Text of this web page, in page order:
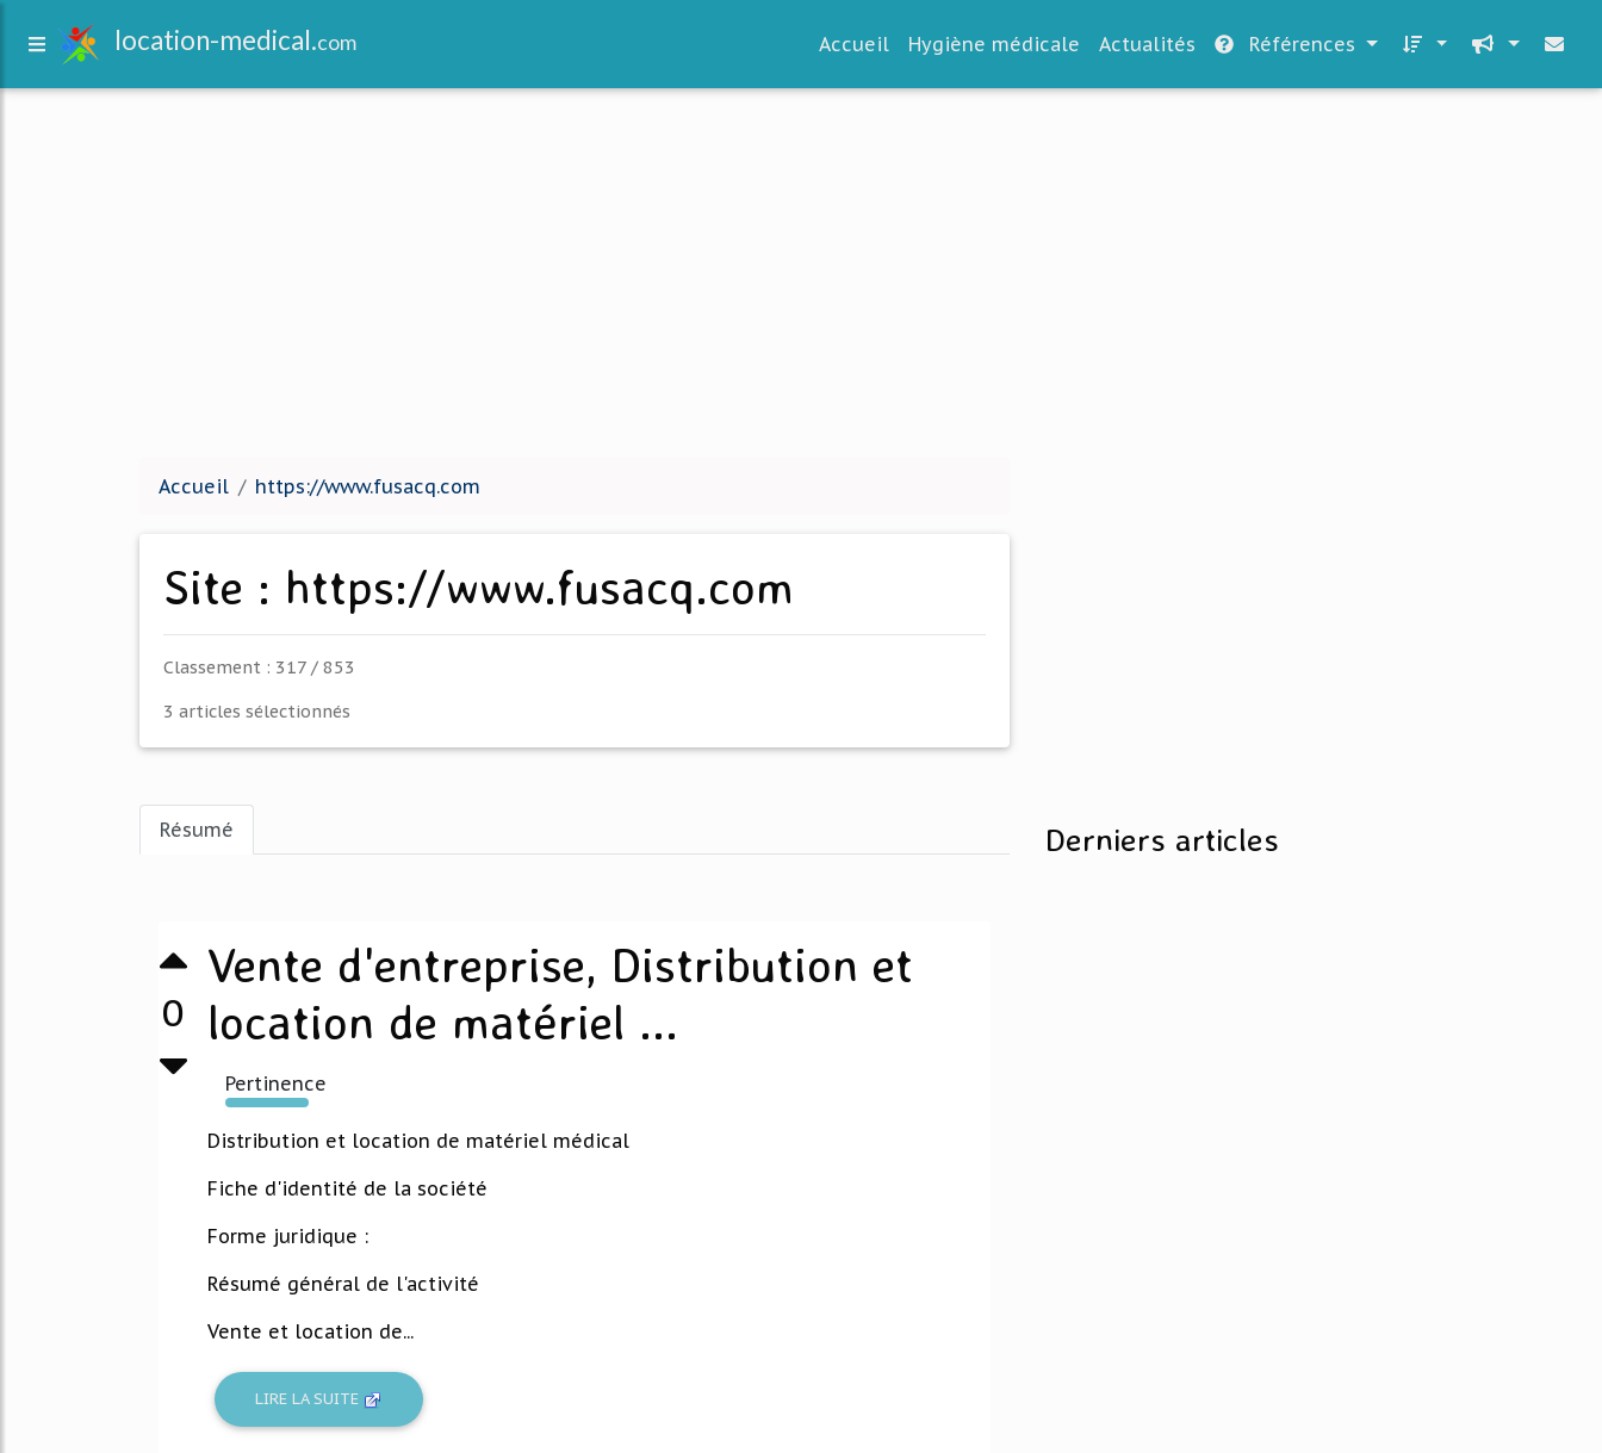
location-medical.com Accueil Hygiène médicale Actualités Références
Accueil https://www.fusacq.com
Site : https://www.fusacq.com
Classement : 317 / 853
3 articles sélectionnés
Résumé
0
Vente d'entreprise, Distribution et
location de matériel ...
Pertinence
623%
Distribution et location de matériel médical
Fiche d'identité de la société
Forme juridique :
Résumé général de l'activité
Vente et location de...
LIRE LA SUITE
Derniers articles